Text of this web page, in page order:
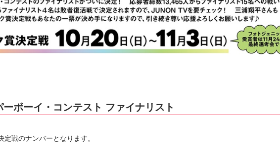
ボーイ・コンテスト ファイナリスト
戦のナンバーとなります。